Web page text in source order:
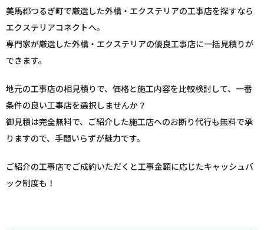
美馬郡つるぎ町で厳選した外構・エクステリアの工事店を探すなら
エクステリアコネクトへ。
専門家が厳選した外構・エクステリアの優良工事店に一括見積りが
できます。
地元の工事店の相見積りで、価格と施工内容を比較検討して、一番
条件の良い工事店を選択しませんか？
御見積は完全無料で、ご紹介した施工店へのお断り代行も無料で承
りますので、手間いらずが魅力です。
ご紹介の工事店でご成約いただくと工事金額に応じたキャッシュバ
ック制度も！